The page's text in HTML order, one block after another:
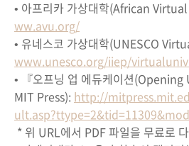
• 아프리카 가상대학(African
ww.avu.org/
• 유네스코 가상대학(UNESCO
www.unesco.org/iiep/
• 『오프닝 업 에듀케이션
MIT Press): http://
* 위 URL에서 PDF 파일을 무료로